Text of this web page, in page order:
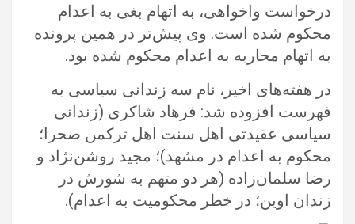
درخواست واخواهی، به اتهام بغی به اعدام
محکوم شده است. وی پیش‌تر در همین پرونده
به ‏اتهام محاربه به اعدام محکوم شده بود.‏
در هفته‌ها‌ی اخیر، نام سه زندانی سیاسی به
فهرست افزوده شد: فرهاد شاکری (زندانی
سیاسی عقیدتی اهل سنت اهل ترکمن صحرا؛
محکوم به ‏اعدام در مشهد)؛ مجید روشن‌نژاد و
رضا سلمان‌زاده (هر دو متهم به شورش در
زندان اوین؛ در خطر محکومیت به اعدام).‏